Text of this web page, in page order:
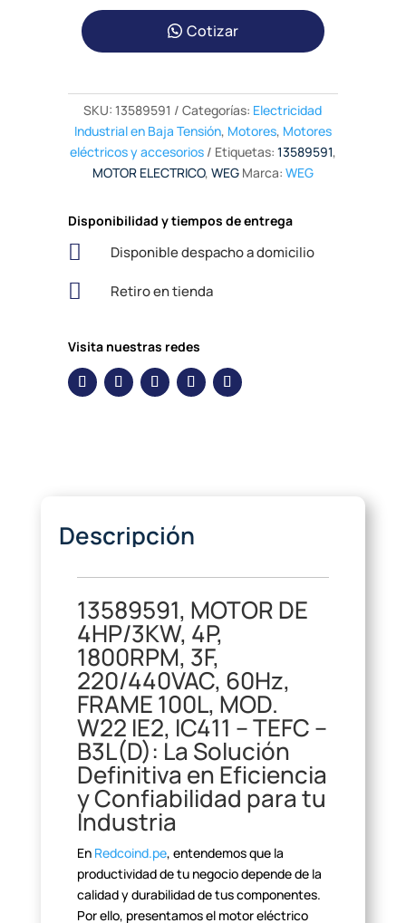
Cotizar
SKU:13589591 Categorías: Electricidad
Industrial en Baja Tensión, Motores, Motores
eléctricos y accesorios
Etiquetas: 13589591,
MOTOR ELECTRICO, WEG Marca: WEG
Disponibilidad y tiempos de entrega
 Disponible despacho a domicilio
 Retiro en tienda
Visita nuestras redes
Descripción
13589591, MOTOR DE
4HP/3KW, 4P,
1800RPM, 3F,
220/440VAC, 60Hz,
FRAME 100L, MOD.
W22 IE2, IC411 – TEFC –
B3L(D): La Solución
Definitiva en Eficiencia
y Confiabilidad para tu
Industria
En Redcoind.pe, entendemos que la
productividad de tu negocio depende de la
calidad y durabilidad de tuscomponentes.
Por ello, presentamos el motor eléctrico